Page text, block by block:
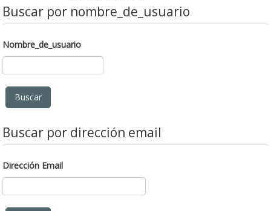
Buscar por nombre_de_usuario
Nombre_de_usuario
Buscar por dirección email
Dirección Email